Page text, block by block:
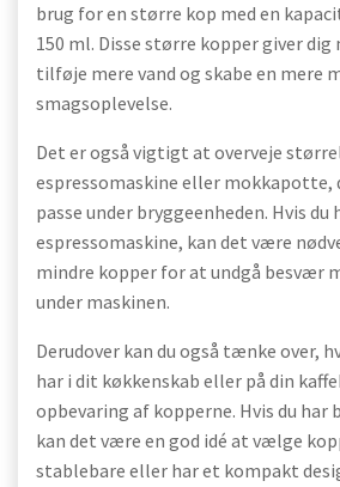
brug for en større kop med en
150 ml. Disse større kopper giver
tilføje mere vand og skabe en mere
smagsoplevelse.
Det er også vigtigt at overveje
espressomaskine eller mokkapotte,
passe under bryggeenheden. Hvis
espressomaskine, kan det være
mindre kopper for at undgå besvær
under maskinen.
Derudover kan du også tænke over,
har i dit køkkenskab eller på din
opbevaring af kopperne. Hvis du har
kan det være en god idé at vælge
stablebare eller har et kompakt